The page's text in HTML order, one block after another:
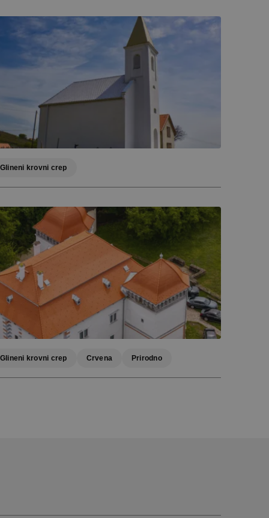
Glineni krovni crep
Glineni krovni crep Crvena Prirodno